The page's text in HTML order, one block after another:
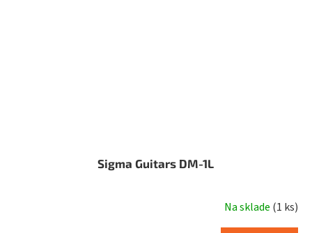
Sigma Guitars DM-1L
Na sklade (1 ks)